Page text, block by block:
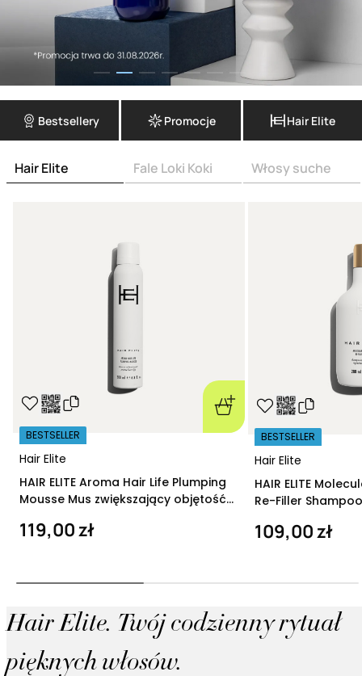
Bestsellery Promocje Hair Elite
Hair Elite Fale Loki Koki Włosy suche
Hair Elite
BESTSELLER
HAIR ELITE Aroma Hair Life Plumping
Mousse Mus zwiększający objętość
119,00 zł
Hair Elite
BESTSELLER
HAIR ELITE
Re-Filler
109,00 zł
Hair Elite. Twój codzienny rytuał
pięknych włosów.